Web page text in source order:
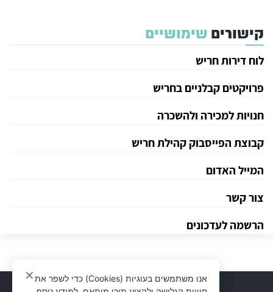
קישורים שימושיים
לוח דירות חריש
פרויקטים קבלניים בחריש
חנויות למכירה ולהשכרה
קבוצת הפייסבוק קהילת חריש
המייל האדום
צור קשר
הרשמה לעדכונים
אנו משתמשים בעוגיות (Cookies) כדי לשפר את✕